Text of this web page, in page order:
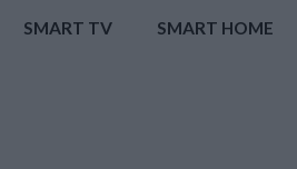
SMART TV SMART HOME